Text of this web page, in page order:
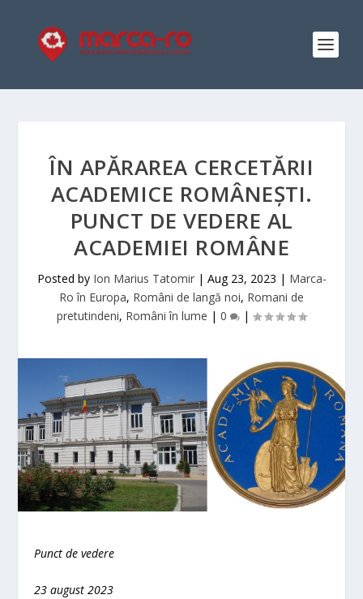
ÎN APĂRAREA CERCETĂRII
ACADEMICE ROMÂNEȘTI.
PUNCT DE VEDERE AL
ACADEMIEI ROMÂNE
Posted by Ion Marius Tatomir| Aug 23, 2023 | Marca-
Ro în Europa, Români de langă noi, Romani de
pretutindeni, Români în lume | 0 |
Punct de vedere
23 august2023